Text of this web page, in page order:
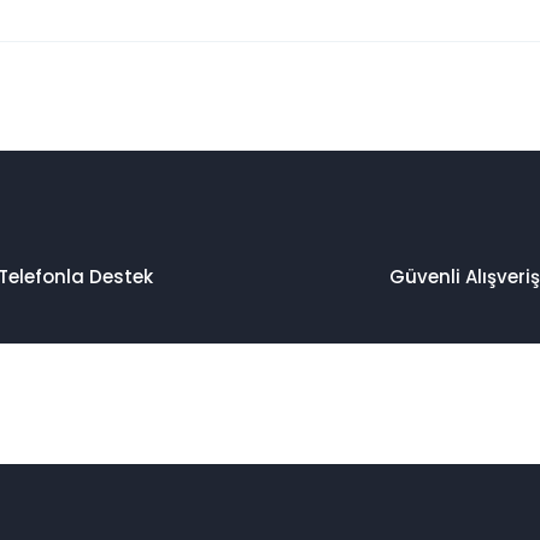
Telefonla Destek Güvenli Alışveriş